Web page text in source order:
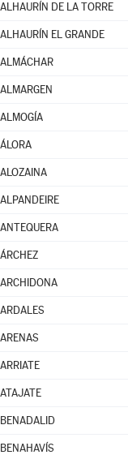
ALHAURÍN DE LA TORRE
ALHAURÍN EL GRANDE
ALMÁCHAR
ALMARGEN
ALMOGÍA
ÁLORA
ALOZAINA
ALPANDEIRE
ANTEQUERA
ÁRCHEZ
ARCHIDONA
ARDALES
ARENAS
ARRIATE
ATAJATE
BENADALID
BENAHAVÍS